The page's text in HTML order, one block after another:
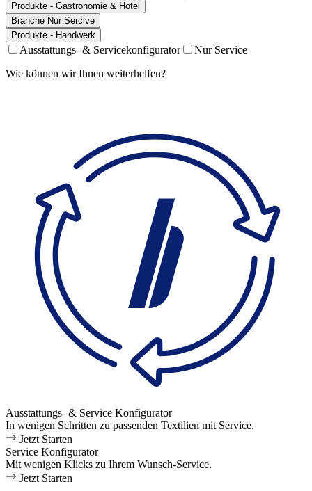
Produkte - Gastronomie & Hotel
Branche Nur Sercive
Produkte - Handwerk
Ausstattungs- & Servicekonfigurator
Nur Service
Wie können wir Ihnen weiterhelfen?
Ausstattungs- & Service Konfigurator
In wenigen Schritten zu passenden Textilien mit Service.
Jetzt Starten
Service Konfigurator
Mit wenigen Klicks zu Ihrem Wunsch-Service.
Jetzt Starten